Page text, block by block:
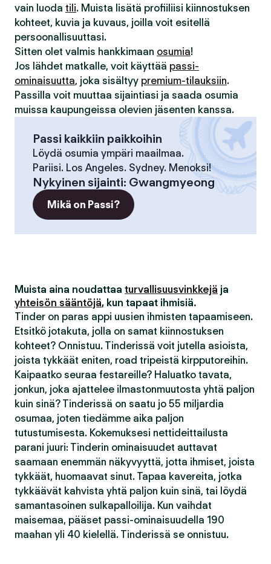
vain luoda tili. Muista lisätä profiiliisi kiinnostuksen
kohteet, kuvia ja kuvaus, joilla voit esitellä
persoonallisuuttasi.
Sitten olet valmis hankkimaan osumia!
Jos lähdet matkalle, voit käyttää passi-
ominaisuutta, joka sisältyy premium-tilauksiin.
Passilla voit muuttaa sijaintiasi ja saada osumia
muissa kaupungeissa olevien jäsenten kanssa.
Passi kaikkiin paikkoihin
Löydä osumia ympäri maailmaa.
Pariisi. Los Angeles. Sydney. Menoksi!
Nykyinen sijainti: Gwangmyeong
Mikä on Passi?
Muista aina noudattaa turvallisuusvinkkejä ja
yhteisön sääntöjä, kun tapaat ihmisiä.
Tinder on paras appi uusien ihmisten tapaamiseen.
Etsitkö jotakuta, jolla on samat kiinnostuksen
kohteet? Onnistuu. Tinderissä voit jutella asioista,
joista tykkäät eniten, road tripeistä kirpputoreihin.
Kaipaatko seuraa festareille? Haluatko tavata,
jonkun, joka ajattelee ilmastonmuutosta yhtä paljon
kuin sinä? Tinderissä on saatu jo 55 miljardia
osumaa, joten tiedämme aika paljon
tutustumisesta. Kokemuksesi nettideittailusta
parani juuri: Tinderin ominaisuudet auttavat
saamaan enemmän näkyvyyttä, jotta ihmiset, joista
tykkäät, huomaavat sinut. Tapaa kavereita, jotka
tykkäävät kahvista yhtä paljon kuin sinä, tai löydä
samantasoinen sulkapalloilija. Kun vaihdat
maisemaa, pääset passi-ominaisuudella 190
maahan yli 40 kielellä. Tinderissä se onnistuu.